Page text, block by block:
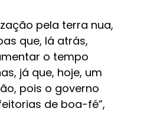
pela terra nua,
que, lá atrás,
o tempo
já que, hoje, um
pois o governo
de boa-fé”,